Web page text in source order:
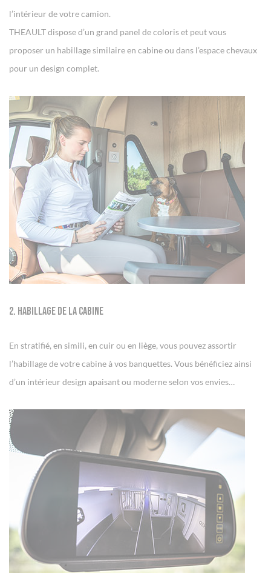
l’intérieur de votre camion.
THEAULT dispose d’un grand panel de coloris et peut vous
proposer un habillage similaire en cabine ou dans l’espace chevaux
pour un design complet.
2. Habillage de la cabine
En stratifié, en simili, en cuir ou en liège, vous pouvez assortir
l’habillage de votre cabine à vos banquettes. Vous bénéficiez ainsi
d’un intérieur design apaisant ou moderne selon vos envies…
Panneau de gestion des cookies